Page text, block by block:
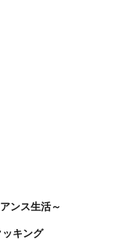
ンス生活～
キング